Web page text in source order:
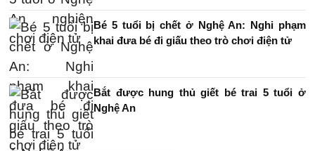
Bé 5 tuổi bị chết ở Nghệ An: Nghi phạm
khai đưa bé đi giấu theo trò chơi điện tử
Bắt được hung thủ giết bé trai 5 tuổi ở
Nghệ An